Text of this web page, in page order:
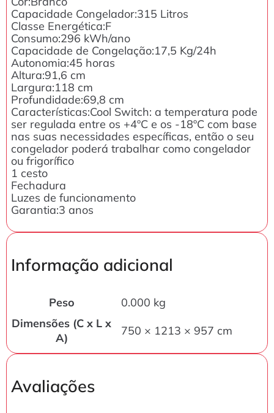
Capacidade Congelador:315 Litros
Classe Energética:F
Consumo:296 kWh/ano
Capacidade de Congelação:17,5 Kg/24h
Autonomia:45 horas
Altura:91,6 cm
Largura:118 cm
Profundidade:69,8 cm
Características:Cool Switch: a temperatura pode
ser regulada entre os +4ºC e os -18ºC com base
nas suas necessidades específicas, então o seu
congelador poderá trabalhar como congelador
ou frigorífico
1 cesto
Fechadura
Luzes de funcionamento
Garantia:3 anos
Informação adicional
Peso
0.000 kg
Dimensões (C x L x
A)
750 × 1213 × 957 cm
Avaliações